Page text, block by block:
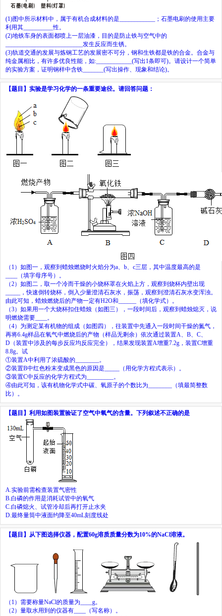
(1)图中所示材料中，属于有机合成材料的是
；石墨电刷的使用主要
利用其 __________性。
(2)地铁车身的表面都喷上一层油漆，目的是防止铁与空气中的
发生反应而生锈。
(3)轨道交通的发展与炼钢工艺的发展密不可分，钢和生铁都是铁的合金。合金与
纯金属相比，有许多优良性能，如: (写出1条即可)。请设计一个简单
的实验方案，证明钢样中含铁
(写出操作、现象和结论)。
【题目】 实验是学习化学的一条重要途径。请回答问题：
（ 1 ）如图一，观察到蜡烛燃烧时火焰分为a b c三层，其中温度最高的是
（填字母序号）。
（2）如图二，取一个冷而干燥的小烧杯罩在火焰上方，观察到烧杯内壁出现
，快速倒转烧杯，倒入少量澄清石灰水，振荡，观察到澄清石灰水变浑浊。
由此可知，蜡烛燃烧后的产物一定有H2O和
（填化学式）。
（3）如果用一个大烧杯扣住蜡烛（如图三），一段时间后，观察到蜡烛熄灭，说
明燃烧需要
。
（4）为测定某有机物的组成（如图四），往装置中先通入一段时间干燥的氮气，
再将6.4g样品在氧气中燃烧后的产物（样品无剩余）依次通过装置A B C
D （装置中涉及的每步反应均反应完全），结果发现装置A增重7.2g ，装置C增重
8.8g。试
①装置A中利用了浓硫酸的
。
②装置B中红色粉末变成黑色的原因是
（用化学方程式表示）。
③装置C中反应的化学方程式为
。
④由此可知，该有机物化学式中碳、氧原子的个数比为
（填最简整数
比）。
【题目】 利用如图装置验证了空气中氧气的含量。下列叙述不正确的是
A. 实验前需检查装置气密性
B. 白磷的作用是消耗试管中的氧气
C. 白磷熄火、试管冷却后再打开止水夹
D. 最终量筒中液面约降至40mL刻度线处
【题目】 从下图选择仪器，配置60g溶质质量分数为10%的NaCl溶液。
（ 1 ）需要称量NaCl的质量为 g。
（2）量取水用到的仪器有
（写名称）。